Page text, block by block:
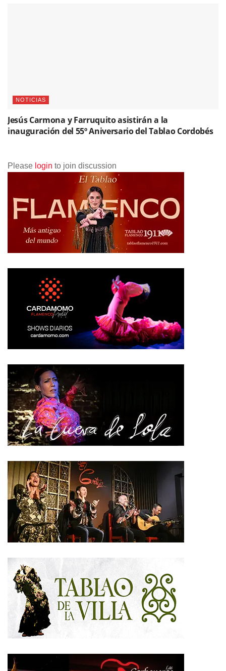
NOTICIAS
Jesús Carmona y Farruquito asistirán a la
inauguración del 55º Aniversario del Tablao Cordobés
Please login to join discussion